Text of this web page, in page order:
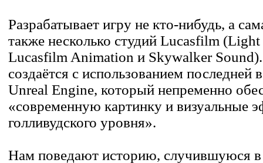
Разрабатывает игру не кто-нибудь, а
также несколько студий Lucasfilm
Lucasfilm Animation и Skywalker
создаётся с использованием последней
Unreal Engine, который непременно
«современную картинку и визуальные
голливудского уровня».
Нам поведают историю, случившуюся в